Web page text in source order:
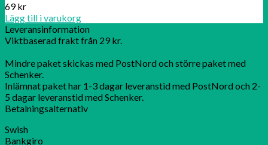
69kr
Lägg till i varukorg
Leveransinformation
Viktbaserad frakt från 29 kr.
Mindre paket skickas med PostNord och större paket med
Schenker.
Inlämnat paket har 1-3 dagar leveranstid med PostNord och 2-
5 dagar leveranstid med Schenker.
Betalningsalternativ
Swish
Bankgiro